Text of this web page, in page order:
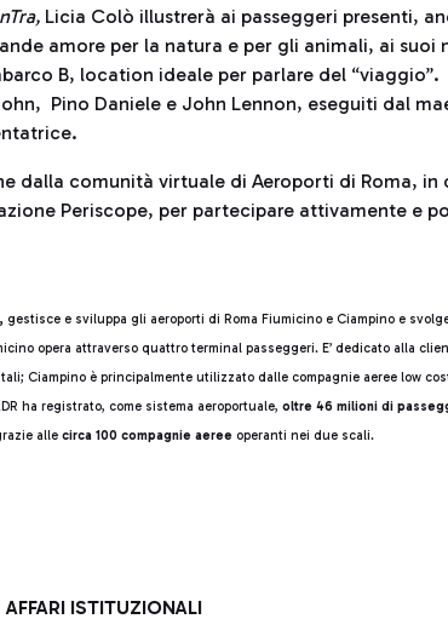
Licia Colò illustrerà ai passeggeri presenti,
amore per la natura e per gli animali, ai suoi
B, location ideale per parlare del “viaggio”.
Pino Daniele e John Lennon, eseguiti dal
dalla comunità virtuale di Aeroporti di Roma,
Periscope, per partecipare attivamente e
gestisce e sviluppa gli aeroporti di Roma Fiumicino e Ciampino e
opera attraverso quattro terminal passeggeri. E’ dedicato alla
Ciampino è principalmente utilizzato dalle compagnie aeree low
ha registrato, come sistema aeroportuale, oltre 46 milioni di
alle circa 100 compagnie aeree operanti nei due scali.
ISTITUZIONALI